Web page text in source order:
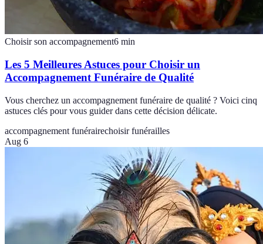
Choisir son accompagnement6 min
Les 5 Meilleures Astuces pour Choisir un
Accompagnement Funéraire de Qualité
Vous cherchez un accompagnement funéraire de qualité ? Voici cinq
astuces clés pour vous guider dans cette décision délicate.
accompagnement funérairechoisir funérailles
Aug 6